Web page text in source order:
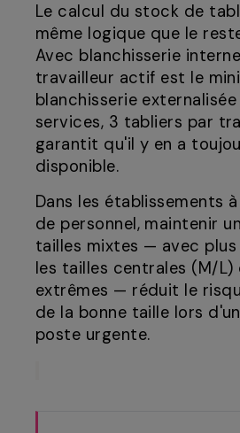
Le calcul du stock de
même logique que le
Avec blanchisserie
travailleur actif est le
blanchisserie
services, 3 tabliers par
garantit qu'il y en a
disponible.
Dans les établissements
de personnel, maintenir
tailles mixtes — avec
les tailles centrales (M/L)
extrêmes — réduit le
de la bonne taille lors
poste urgente.